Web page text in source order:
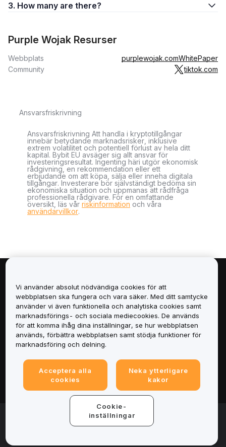
3. How many are there?
Purple Wojak Resurser
Webbplats purplewojak.comWhitePaper
Community
tiktok.com
Ansvarsfriskrivning
Ansvarsfriskrivning Att handla i kryptotillgångar
innebär betydande marknadsrisker, inklusive
extrem volatilitet och potentiell förlust av hela ditt
kapital. Bybit EU avsäger sig allt ansvar för
investeringsresultat. Ingenting häri utgör ekonomisk
rådgivning, en rekommendation eller ett
erbjudande om att köpa, sälja eller inneha digitala
tillgångar. Investerare bör självständigt bedöma sin
ekonomiska situation och uppmanas att rådfråga
professionella rådgivare. För en omfattande
översikt, läs vår riskinformation och våra
användarvillkor.
Tjänster
Support
© 2025-2026 Bybit.eu. Alla rättigheter förbehålls.
Vi använder absolut nödvändiga cookies för att
webbplatsen ska fungera och vara säker. Med ditt samtycke
använder vi även funktionella och analytiska cookies samt
marknadsförings- och sociala mediecookies. De används
för att komma ihåg dina inställningar, se hur webbplatsen
används, förbättra webbplatsen samt stödja funktioner för
marknadsföring och delning.
Acceptera alla
cookies
Neka ytterligare
kakor
Cookie-
inställningar